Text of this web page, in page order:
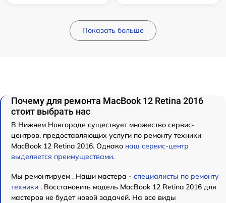
Показать больше
Почему для ремонта MacBook 12 Retina 2016
стоит выбрать нас
В Нижнем Новгороде существует множество сервис-
центров, предоставляющих услуги по ремонту техники
MacBook 12 Retina 2016. Однако наш сервис-центр
выделяется преимуществами.
Мы ремонтируем . Наши мастера - специалисты по ремонту
техники . Восстановить модель MacBook 12 Retina 2016 для
мастеров не будет новой задачей. На все виды